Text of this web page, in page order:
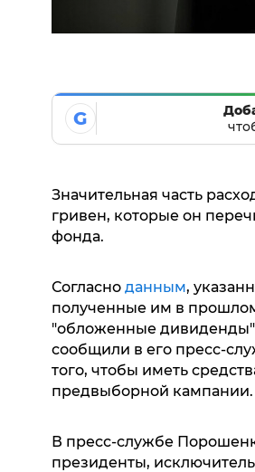
G
Значительная часть
гривен, которые он
фонда.
Согласно данным,
полученные им в
"обложенные
сообщили в его пресс-
того, чтобы иметь
предвыборной кампании.
В пресс-службе
президенты,